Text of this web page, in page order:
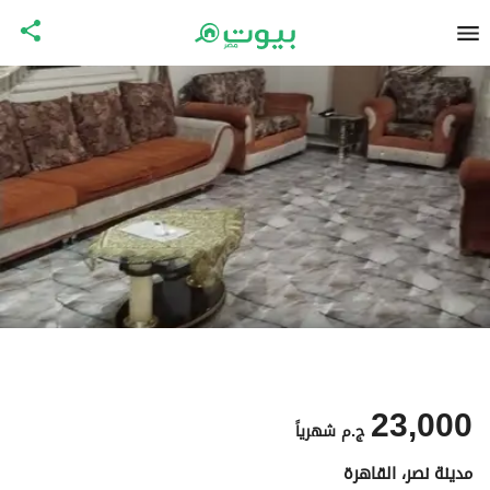
ج.م 23,000 شهرياً
مدينة نصر، القاهرة